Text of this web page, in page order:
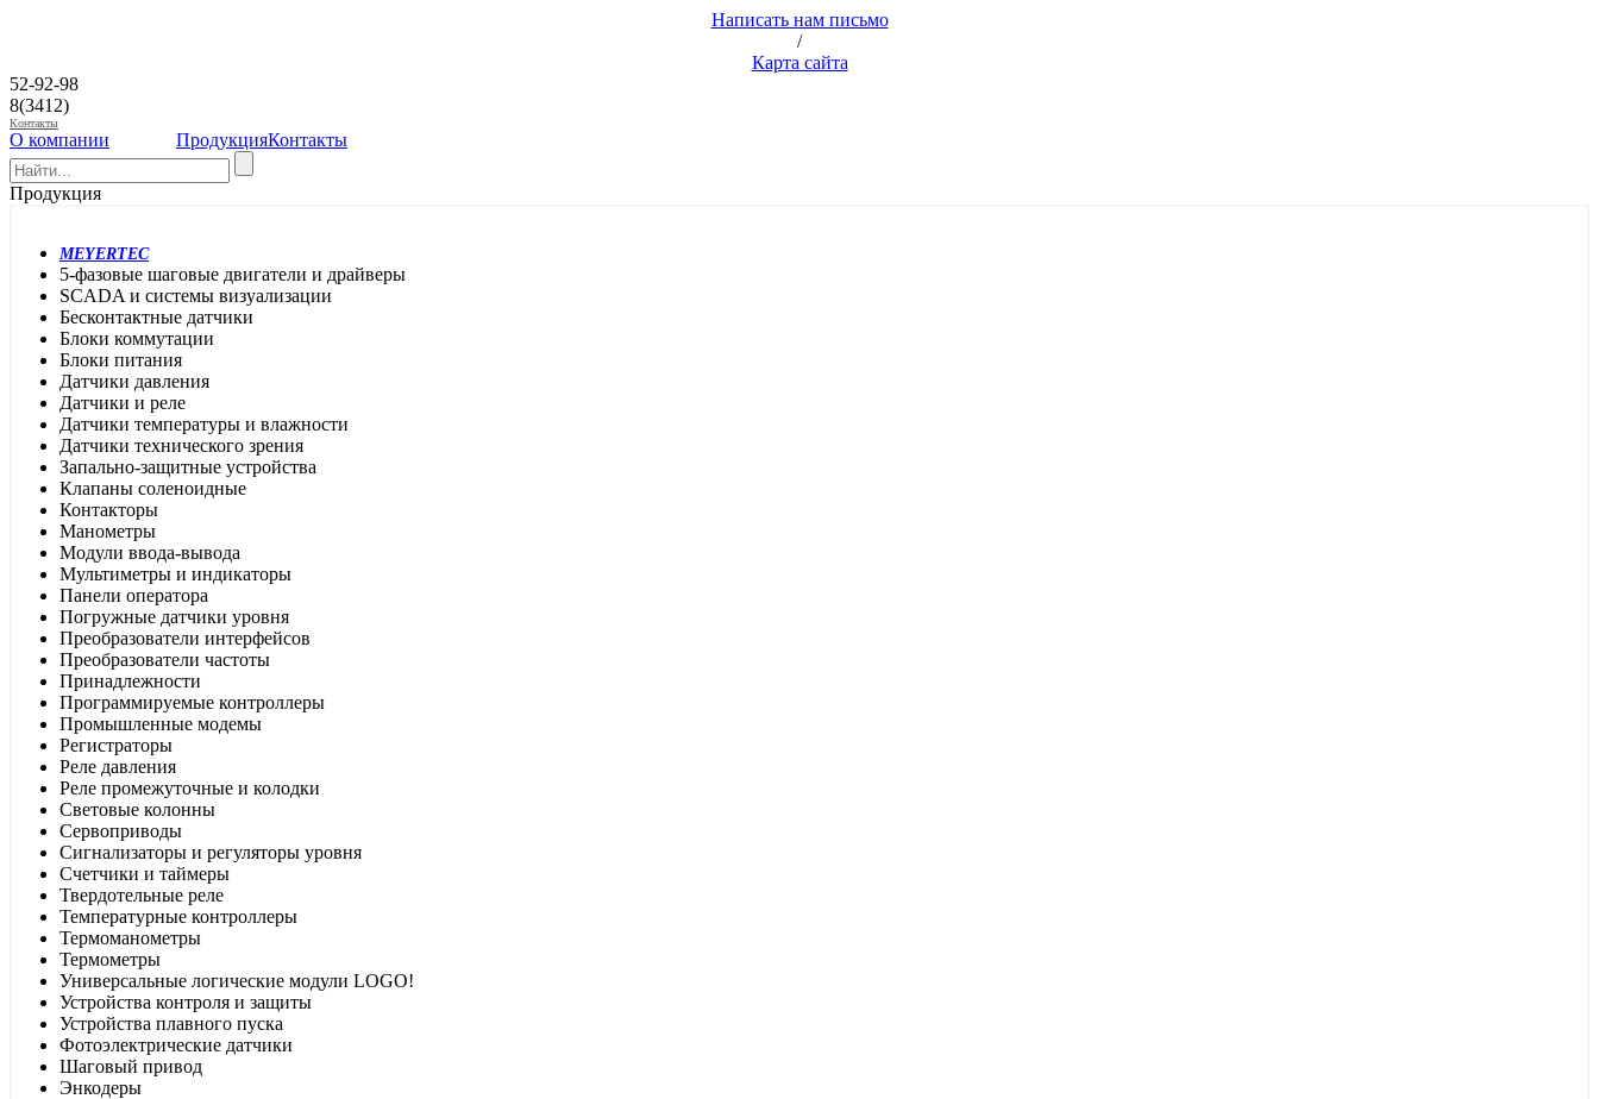
Написать нам письмо
/
Карта сайта
52-92-98
8(3412)
Контакты
О компании ПродукцияКонтакты
Продукция
MEYERTEC
5-фазовые шаговые двигатели и драйверы
SCADA и системы визуализации
Бесконтактные датчики
Блоки коммутации
Блоки питания
Датчики давления
Датчики и реле
Датчики температуры и влажности
Датчики технического зрения
Запально-защитные устройства
Клапаны соленоидные
Контакторы
Манометры
Модули ввода-вывода
Мультиметры и индикаторы
Панели оператора
Погружные датчики уровня
Преобразователи интерфейсов
Преобразователи частоты
Принадлежности
Программируемые контроллеры
Промышленные модемы
Регистраторы
Реле давления
Реле промежуточные и колодки
Световые колонны
Сервоприводы
Сигнализаторы и регуляторы уровня
Счетчики и таймеры
Твердотельные реле
Температурные контроллеры
Термоманометры
Термометры
Универсальные логические модули LOGO!
Устройства контроля и защиты
Устройства плавного пуска
Фотоэлектрические датчики
Шаговый привод
Энкодеры